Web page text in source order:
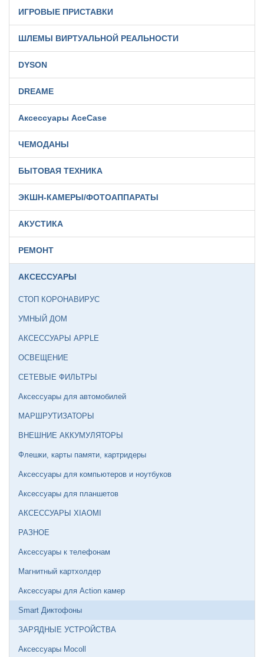
ИГРОВЫЕ ПРИСТАВКИ
ШЛЕМЫ ВИРТУАЛЬНОЙ РЕАЛЬНОСТИ
DYSON
DREAME
Аксессуары AceCase
ЧЕМОДАНЫ
БЫТОВАЯ ТЕХНИКА
ЭКШН-КАМЕРЫ/ФОТОАППАРАТЫ
АКУСТИКА
РЕМОНТ
АКСЕССУАРЫ
СТОП КОРОНАВИРУС
УМНЫЙ ДОМ
АКСЕССУАРЫ APPLE
ОСВЕЩЕНИЕ
СЕТЕВЫЕ ФИЛЬТРЫ
Аксессуары для автомобилей
МАРШРУТИЗАТОРЫ
ВНЕШНИЕ АККУМУЛЯТОРЫ
Флешки, карты памяти, картридеры
Аксессуары для компьютеров и ноутбуков
Аксессуары для планшетов
АКСЕССУАРЫ XIAOMI
РАЗНОЕ
Аксессуары к телефонам
Магнитный картхолдер
Аксессуары для Action камер
Smart Диктофоны
ЗАРЯДНЫЕ УСТРОЙСТВА
Аксессуары Mocoll